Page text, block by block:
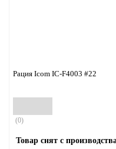
Рация Icom IC-F4003 #22
(0)
Товар снят с